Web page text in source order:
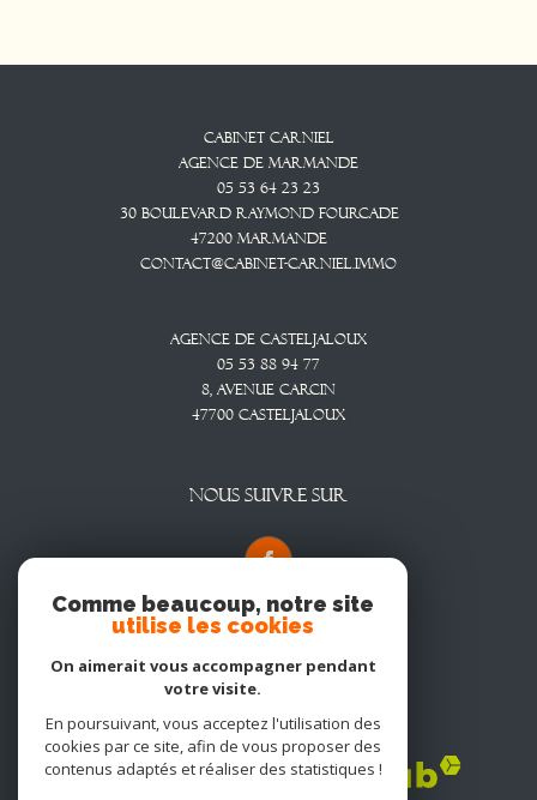
Cabinet CARNIEL
Agence De Marmande
05 53 64 23 23
30 Boulevard Raymond Fourcade
47200
Marmande
contact@cabinet-carniel.immo
Agence De Casteljaloux
05 53 88 94 77
8, Avenue CARCIN
47700
CASTELJALOUX
NOUS SUIVRE SUR
Adhérents
Comme beaucoup, notre site
utilise les cookies
On aimerait vous accompagner pendant
votre visite.
En poursuivant, vous acceptez l'utilisation des
cookies par ce site, afin de vous proposer des
contenus adaptés et réaliser des statistiques !